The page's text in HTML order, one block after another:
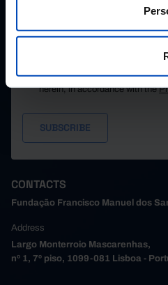
I consent to the processing of
herein, in accordance with the
CONTACTS
Fundação Francisco Manuel dos
Address
Largo Monterroio Mascarenhas,
nº 1, 7º piso, 1099-081 Lisboa -